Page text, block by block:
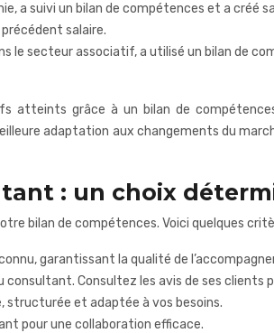
a suivi un bilan de compétences et a créé
salaire.
le secteur associatif, a utilisé un bilan de
grâce à un bilan de
adaptation aux changements du
: un choix
bilan de compétences. Voici quelques
garantissant la qualité de
consultant. Consultez les avis de ses clients
structurée et adaptée à vos besoins.
pour une collaboration efficace.